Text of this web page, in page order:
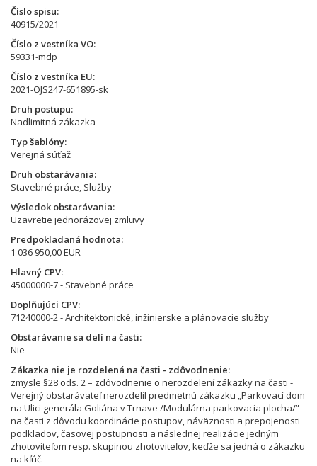
Číslo spisu
40915/2021
Číslo z vestníka VO
59331-mdp
Číslo z vestníka EU
2021-OJS247-651895-sk
Druh postupu
Nadlimitná zákazka
Typ šablóny
Verejná súťaž
Druh obstarávania
Stavebné práce, Služby
Výsledok obstarávania
Uzavretie jednorázovej zmluvy
Predpokladaná hodnota
1 036 950,00 EUR
Hlavný CPV
45000000-7 - Stavebné práce
Doplňujúci CPV
71240000-2 - Architektonické, inžinierske a plánovacie služby
Obstarávanie sa delí na časti
Nie
Zákazka nie je rozdelená na časti - zdôvodnenie
zmysle §28 ods. 2 – zdôvodnenie o nerozdelení zákazky na časti -
Verejný obstarávateľ nerozdelil predmetnú zákazku „Parkovací dom
na Ulici generála Goliána v Trnave /Modulárna parkovacia plocha/”
na časti z dôvodu koordinácie postupov, náväznosti a prepojenosti
podkladov, časovej postupnosti a následnej realizácie jedným
zhotoviteľom resp. skupinou zhotoviteľov, keďže sa jedná o zákazku
na kľúč.